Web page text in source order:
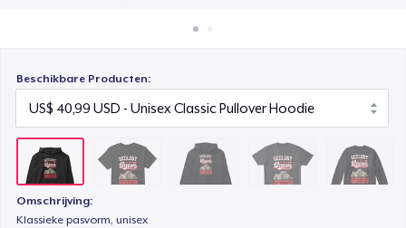
Beschikbare Producten:
Omschrijving:
Klassieke pasvorm, unisex
Heavy Tee
US$ 44,99
Comfort Colors 1717 | Classic Heavyweight T-Shirt
US$ 24,99